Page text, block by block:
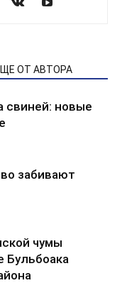
ОТ АВТОРА
свиней: новые
забивают
чумы
Бульбоака